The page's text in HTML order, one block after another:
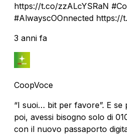
https://t.co/zzALcYSRaN
#AlwayscOOnnected https://
3 anni fa
CoopVoce
“I suoi… bit per favore”. E se
poi, avessi bisogno solo di
con il nuovo passaporto